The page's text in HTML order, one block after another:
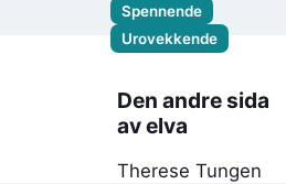
Spennende
Urovekkende
Den andre sida
av elva
Therese Tungen